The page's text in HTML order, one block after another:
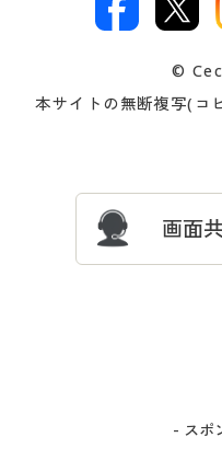
著作権・商標について
プレゼント＆キャンペーン
交換・返品は
ついて
©
本サイトの無断複写(コ
画面
- スポ